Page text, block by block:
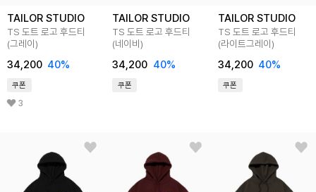
TAILOR STUDIO
TS 도트 로고 후드티
(그레이)
34,200 40%
쿠폰
3
TAILOR STUDIO
TS 도트 로고 후드티
(네이비)
34,200 40%
쿠폰
TAILOR STUDIO
TS 도트 로고 후드티
(라이트그레이)
34,200 40%
쿠폰